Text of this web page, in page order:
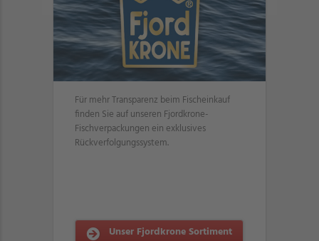
Für mehr Transparenz beim Fischeinkauf
finden Sie auf unseren Fjordkrone-
Fischverpackungen ein exklusives
Rückverfolgungssystem.
Unser Fjordkrone Sortiment